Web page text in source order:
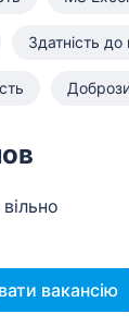
Здатність
вакансію